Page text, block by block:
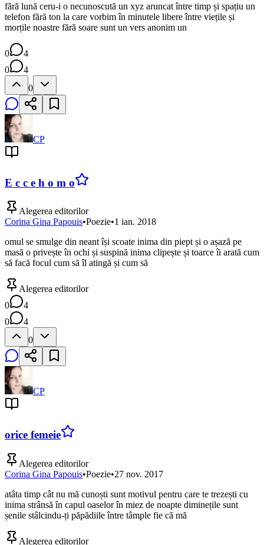
fără lună ceru-i o necunoscută un xyz aruncat între timp și spațiu un
telefon fără ton la care vorbim în minutele libere între viețile și
morțile noastre fără soare sunt un vers anonim un
0
4
0
4
0
CP
E c c e h o m o
Alegerea editorilor
Corina Gina Papouis•Poezie•1 ian. 2018
omul se smulge din neant își scoate inima din piept și o așază pe
masă o privește în ochi și suspină inima clipește și toarce îi arată cum
să facă focul cum să îl atingă și cum să
Alegerea editorilor
0
4
0
4
0
CP
orice femeie
Alegerea editorilor
Corina Gina Papouis•Poezie•27 nov. 2017
atâta timp cât nu mă cunoști sunt motivul pentru care te trezești cu
inima strânsă în capul oaselor în miez de noapte diminețile sunt
șenile stâlcindu-ți păpădiile între tâmple fie că mă
Alegerea editorilor